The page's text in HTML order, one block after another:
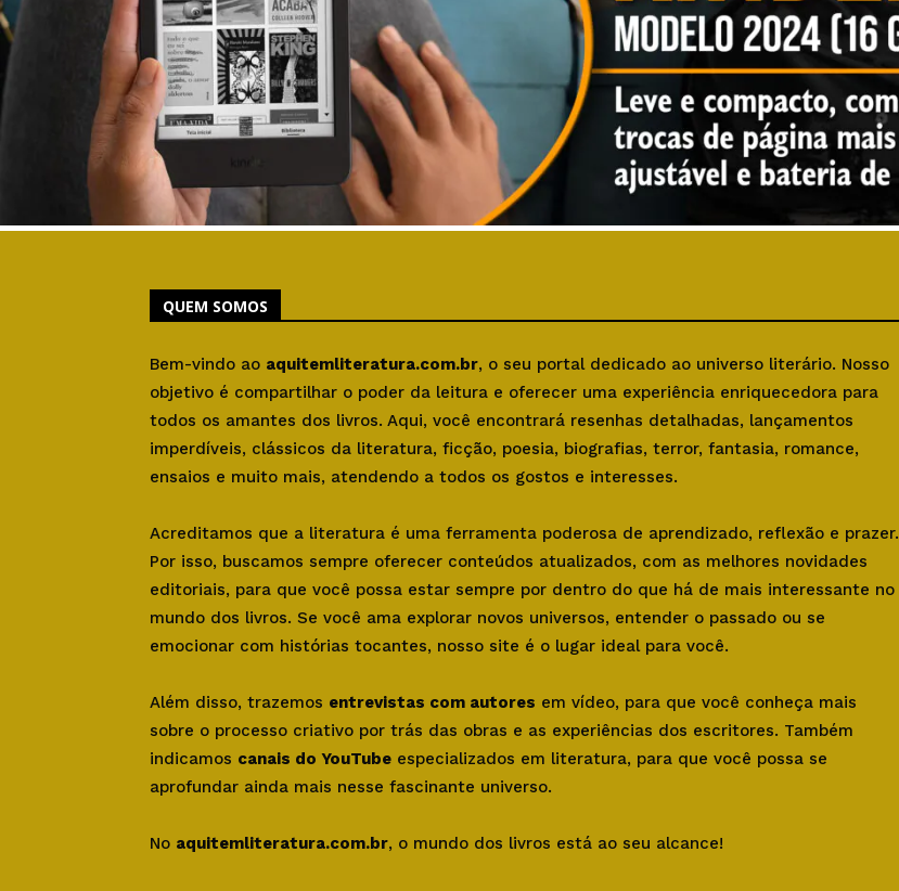
QUEM SOMOS
Bem-vindo ao aquitemliteratura.com.br, o seu portal dedicado ao universo literário. Nosso
objetivo é compartilhar o poder da leitura e oferecer uma experiência enriquecedora para
todos os amantes dos livros. Aqui, você encontrará resenhas detalhadas, lançamentos
imperdíveis, clássicos da literatura, ficção, poesia, biografias, terror, fantasia, romance,
ensaios e muito mais, atendendo a todos os gostos e interesses.
Acreditamos que a literatura é uma ferramenta poderosa de aprendizado, reflexão e prazer.
Por isso, buscamos sempre oferecer conteúdos atualizados, com as melhores novidades
editoriais, para que você possa estar sempre por dentro do que há de mais interessante no
mundo dos livros. Se você ama explorar novos universos, entender o passado ou se
emocionar com histórias tocantes, nosso site é o lugar ideal para você.
Além disso, trazemos entrevistas com autores em vídeo, para que você conheça mais
sobre o processo criativo por trás das obras e as experiências dos escritores. Também
indicamos canais do YouTube especializados em literatura, para que você possa se
aprofundar ainda mais nesse fascinante universo.
No aquitemliteratura.com.br, o mundo dos livros está ao seu alcance!